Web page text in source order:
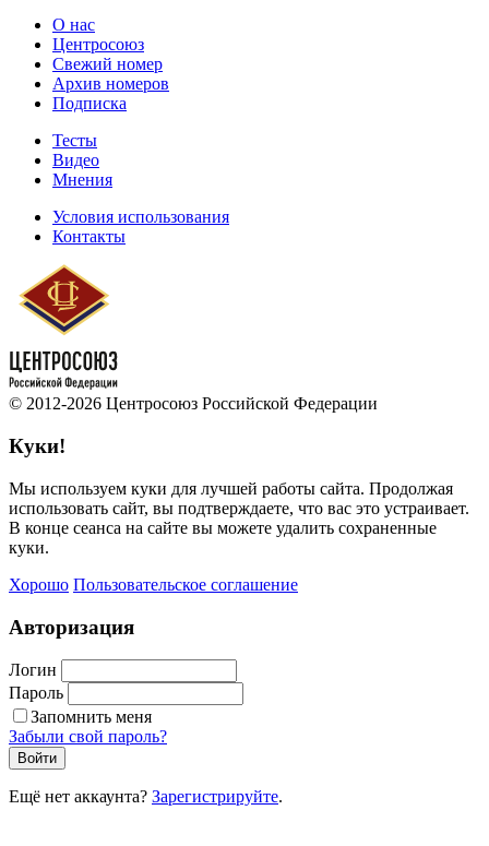
О нас
Центросоюз
Свежий номер
Архив номеров
Подписка
Тесты
Видео
Мнения
Условия использования
Контакты
© 2012-2026 Центросоюз Российской Федерации
Куки!
Мы используем куки для лучшей работы сайта. Продолжая
использовать сайт, вы подтверждаете, что вас это устраивает.
В конце сеанса на сайте вы можете удалить сохраненные
куки.
Хорошо Пользовательское соглашение
Авторизация
Логин
Пароль
Запомнить меня
Забыли свой пароль?
Войти
Ещё нет аккаунта? Зарегистрируйте.